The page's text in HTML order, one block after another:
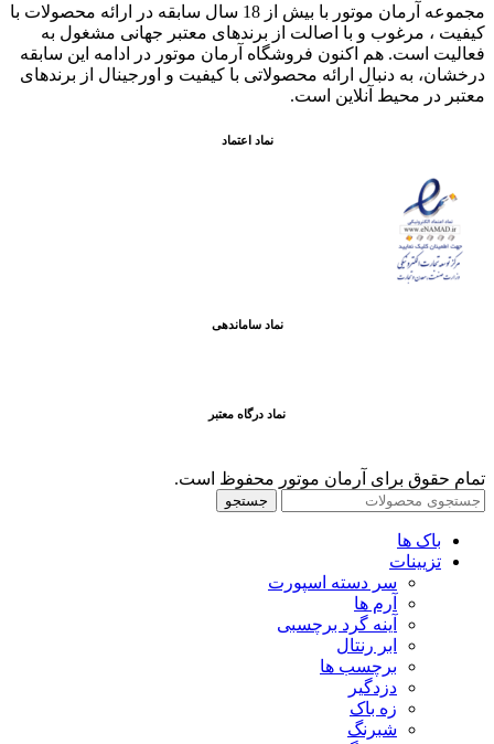
مجموعه آرمان موتور با بیش از 18 سال سابقه در ارائه محصولات با
کيفيت ، مرغوب و با اصالت از برندهای معتبر جهانی مشغول به
فعاليت است. هم اکنون فروشگاه آرمان موتور در ادامه اين سابقه
درخشان، به دنبال ارائه محصولاتی با کيفيت و اورجينال از برندهای
معتبر در محيط آنلاين است.
نماد اعتماد
نماد ساماندهی
نماد درگاه معتبر
تمام حقوق برای آرمان موتور محفوظ است.
جستجو
باک ها
تزیینات
سر دسته اسپورت
آرم ها
آینه گرد برچسبی
ابر رنتال
برچسب ها
دزدگیر
زه باک
شبرنگ